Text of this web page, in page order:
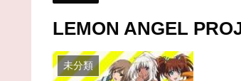
LEMON ANGEL
未分類